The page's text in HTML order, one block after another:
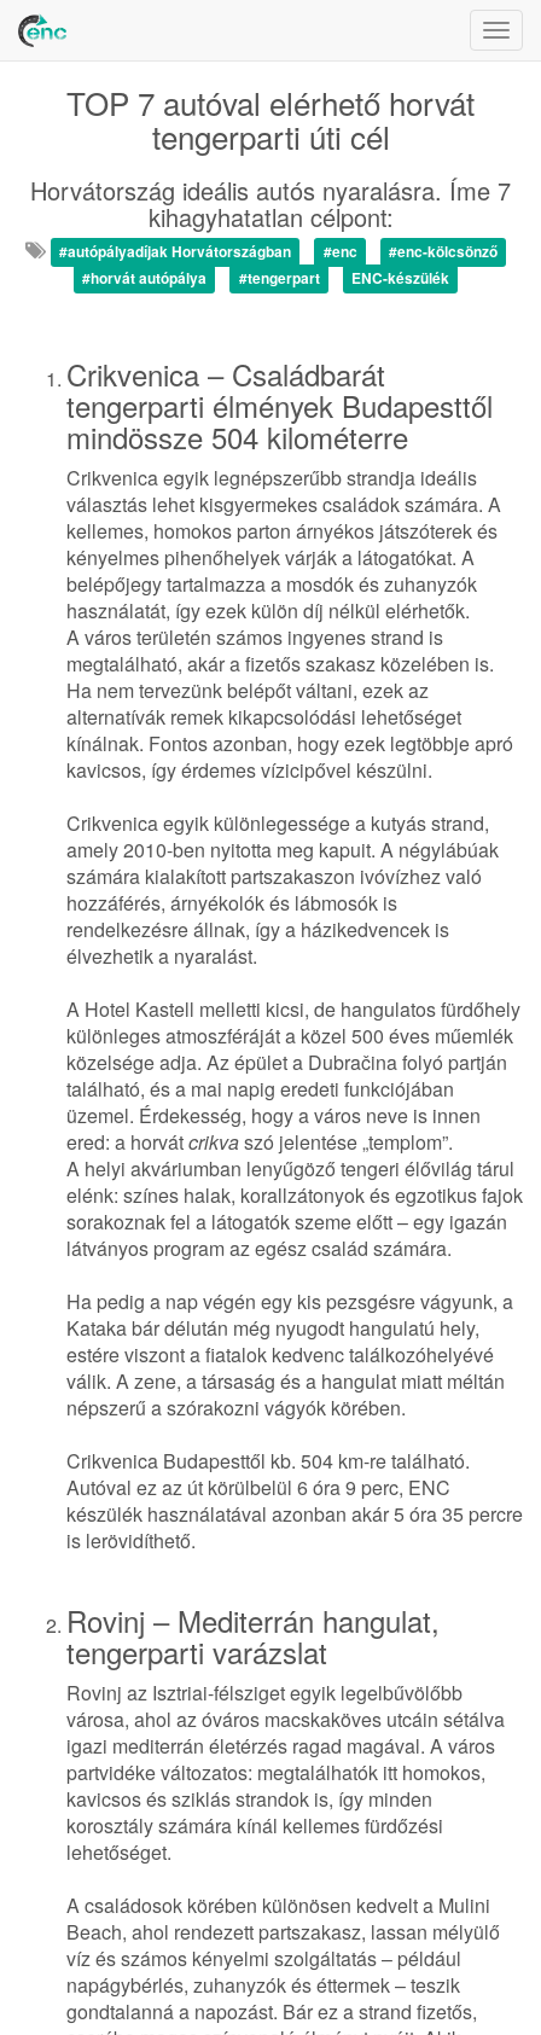
TOP 7 autóval elérhető horvát
tengerparti úti cél
Horvátország ideális autós nyaralásra. Íme 7
kihagyhatatlan célpont:
#autópályadíjak Horvátországban #enc
#enc-kölcsönző
#horvát autópálya
#tengerpart ENC-készülék
Crikvenica – Családbarát
tengerparti élmények Budapesttől
mindössze 504 kilométerre
Crikvenica egyik legnépszerűbb strandja ideális
választás lehet kisgyermekes családok számára. A
kellemes, homokos parton árnyékos játszóterek és
kényelmes pihenőhelyek várják a látogatókat. A
belépőjegy tartalmazza a mosdók és zuhanyzók
használatát, így ezek külön díj nélkül elérhetők.
A város területén számos ingyenes strand is
megtalálható, akár a fizetős szakasz közelében is.
Ha nem tervezünk belépőt váltani, ezek az
alternatívák remek kikapcsolódási lehetőséget
kínálnak. Fontos azonban, hogy ezek legtöbbje apró
kavicsos, így érdemes vízicipővel készülni.
Crikvenica egyik különlegessége a kutyás strand,
amely 2010-ben nyitotta meg kapuit. A négylábúak
számára kialakított partszakaszon ivóvízhez való
hozzáférés, árnyékolók és lábmosók is
rendelkezésre állnak, így a házikedvencek is
élvezhetik a nyaralást.
A Hotel Kastell melletti kicsi, de hangulatos fürdőhely
különleges atmoszféráját a közel 500 éves műemlék
közelsége adja. Az épület a Dubračina folyó partján
található, és a mai napig eredeti funkciójában
üzemel. Érdekesség, hogy a város neve is innen
ered: a horvátcrikvaszó jelentése „templom”.
A helyi akváriumban lenyűgöző tengeri élővilág tárul
elénk: színes halak, korallzátonyok és egzotikus fajok
sorakoznak fel a látogatók szeme előtt – egy igazán
látványos program az egész család számára.
Ha pedig a nap végén egy kis pezsgésre vágyunk, a
Kataka bár délután még nyugodt hangulatú hely,
estére viszont a fiatalok kedvenc találkozóhelyévé
válik. A zene, a társaság és a hangulat miatt méltán
népszerű a szórakozni vágyók körében.
Crikvenica Budapesttől kb. 504 km-re található.
Autóval ez az út körülbelül 6 óra 9 perc, ENC
készülék használatával azonban akár 5 óra 35 percre
is lerövidíthető.
Rovinj – Mediterrán hangulat,
tengerparti varázslat
Rovinj az Isztriai-félsziget egyik legelbűvölőbb
városa, ahol az óváros macskaköves utcáin sétálva
igazi mediterrán életérzés ragad magával. A város
partvidéke változatos: megtalálhatók itt homokos,
kavicsos és sziklás strandok is, így minden
korosztály számára kínál kellemes fürdőzési
lehetőséget.
A családosok körében különösen kedvelt a Mulini
Beach, ahol rendezett partszakasz, lassan mélyülő
víz és számos kényelmi szolgáltatás – például
napágybérlés, zuhanyzók és éttermek – teszik
gondtalanná a napozást. Bár ez a strand fizetős,